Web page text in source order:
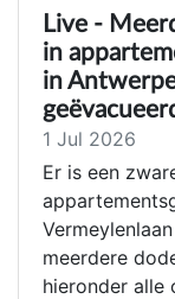
Live -
in
in
1 Jul 2026
Er is een
meerdere
hieronder alle